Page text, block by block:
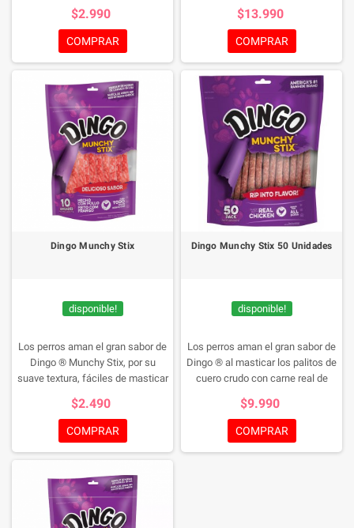
limpios y boca sana, ademas de
mejorar considerablemente el
aliento con su sabor a menta.
$2.990
COMPRAR
práctica bolsa de 21 unidades se
concentra uno de los mejores
premios para tu mascota.
$13.990
COMPRAR
Dingo Munchy Stix
disponible!
Los perros aman el gran sabor de
Dingo ® Munchy Stix, por su
suave textura, fáciles de masticar
increible sabor.
$2.490
COMPRAR
Dingo Munchy Stix 50 Unidades
disponible!
Los perros aman el gran sabor de
Dingo ® al masticar los palitos de
cuero crudo con carne real de
suaves, fáciles de masticar y se
digieren muy bien en el estómago.
$9.990
COMPRAR